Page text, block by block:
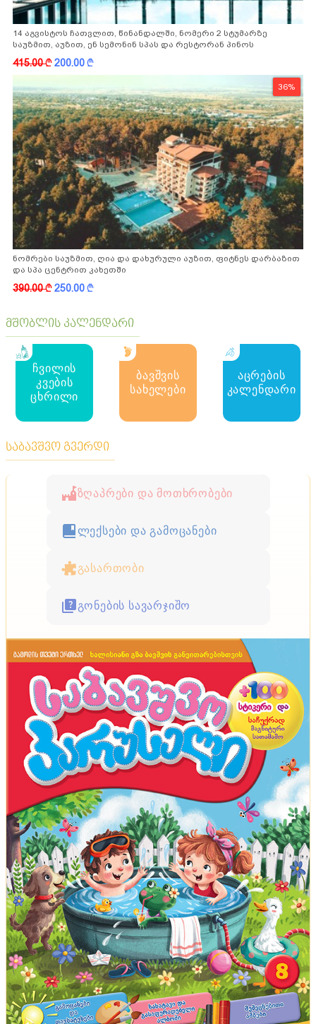
14 აგვისტოს ჩათვლით, წინანდალში, ნომერი 2 სტუმარზე
საუზმით, აუზით, ენ სემონინ სპას და რესტორან პინოს
ფასდაკლებით
415.00k200.00k
36%
ნომრები საუზმით, ღია და დახურული აუზით, ფიტნეს დარბაზით
და სპა ცენტრით კახეთში
390.00k250.00k
მშობლის კალენდარი
ჩვილის
კვების
ცხრილი
ბავშვის
სახელები
აცრების
კალენდარი
საბავშვო გვერდი
ზღაპრები და მოთხრობები
ლექსები და გამოცანები
გასართობი
გონების სავარჯიშო